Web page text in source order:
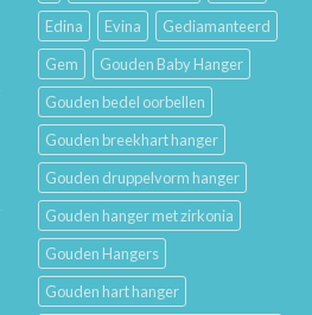
Edina
Evina
Gediamanteerd
Gem
Gouden Baby Hanger
Gouden bedel oorbellen
Gouden breekhart hanger
Gouden druppelvorm hanger
Gouden hanger met zirkonia
Gouden Hangers
Gouden hart hanger